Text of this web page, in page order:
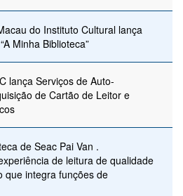
do Instituto Cultural lança
Minha Biblioteca”
lança Serviços de Auto-
de Cartão de Leitor e
de Seac Pai Van .
de leitura de qualidade
que integra funções de